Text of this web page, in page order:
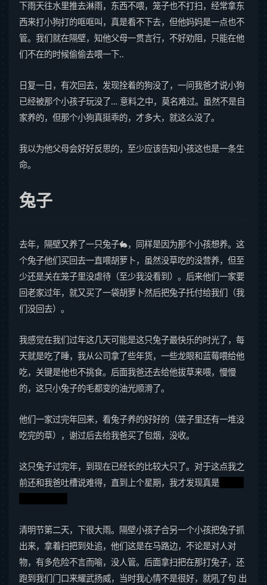
下雨天往水里推去淋雨，东西不喂，笼子也不打扫，经常拿东
西来打小狗打的哐哐叫，真是看不下去，但他妈妈是一点也不
管。我们就在隔壁，知他父母一贯言行，不好劝阻，只能在他
们不在的时候偷偷去喂一下..
日复一日，有次回去，发现拴着的狗没了，一问我爸才说小狗
已经被那个小孩子玩没了… 意料之中，莫名难过。虽然不是自
家养的，但那个小狗真挺乖的，才多大，就这么没了。
我以为他父母会好好反思的，至少应该告知小孩这也是一条生
命。
兔子
去年，隔壁又养了一只兔子🐇，同样是因为那个小孩想养。这
个兔子他们买回去一直喂胡萝卜，虽然没草吃的没营养，但至
少还是关在笼子里没虐待（至少我没看到）。后来他们一家要
回老家过年，就又买了一袋胡萝卜然后把兔子托付给我们（我
们没回去）。
我感觉在我们过年这几天可能是这只兔子最快乐的时光了，每
天就是吃了睡，我从公司拿了些年货，一些龙眼和蓝莓喂给他
吃，关键是他也不挑食。后面我爸还去给他拔草来喂，慢慢
的，这只小兔子的毛都变的油光顺滑了。
他们一家过完年回来，看兔子养的好好的（笼子里还有一堆没
吃完的草），谢过后去给我爸买了包烟，没收。
这只兔子过完年，到现在已经长的比较大只了。对于这点我之
前还和我爸吐槽说难得，直到上个星期，我才发现真是
清明节第二天，下很大雨。隔壁小孩子合另一个小孩把兔子抓
出来，拿着扫把到处追，他们这是在马路边，不论是对人对
物，有多危险不言而喻，没人管。后面拿扫把在那打兔子，还
跑到我们门口来耀武扬威，当时我心情不是很好，就吼了句 出